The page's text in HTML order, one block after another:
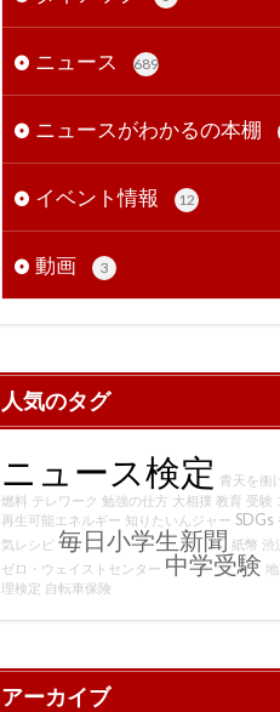
ニュース 689
ニュースがわかるの本棚
イベント情報 12
動画 3
人気のタグ
ニュース検定 青天を衝
燃料 テレワーク 勉強の仕方 大相撲 教育 受験
再生可能エネルギー 知りたいんジャー SDGs
気レシピ 毎日小学生新聞 紙幣 渋
ゼロ・ウェイストセンター 中学受験
理検定 自転車保険
アーカイブ